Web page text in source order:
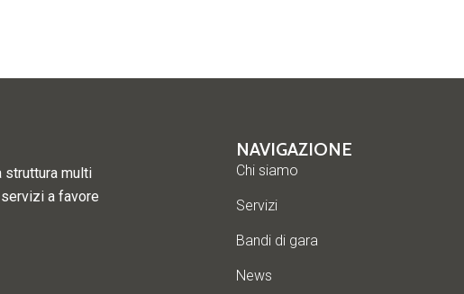
struttura multi
a favore
NAVIGAZIONE
Chi siamo
Servizi
Bandi di gara
News